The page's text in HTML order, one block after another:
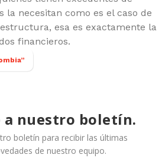
la necesitan como es el caso de
esa es exactamente la
financieros.
a nuestro boletín.
boletín para recibir las últimas
de nuestro equipo.